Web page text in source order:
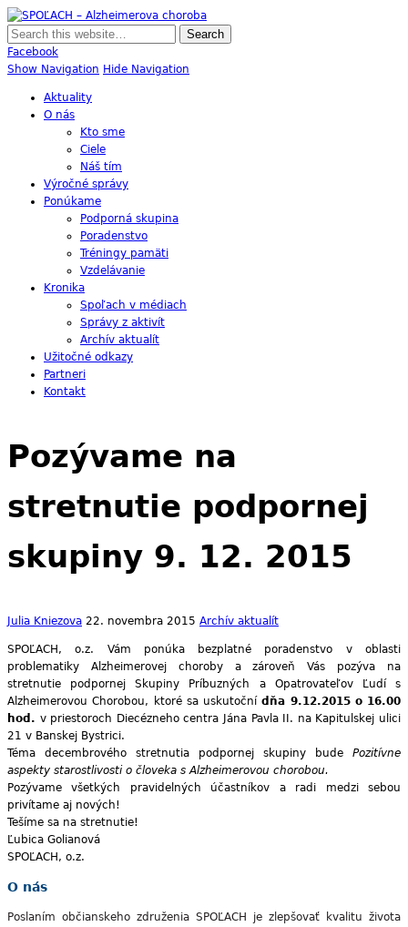
Skupina Príbuzných a Opatrovateľov Ľudí s Alzheimerovou Chorobou
Facebook
Show Navigation Hide Navigation
Aktuality
O nás
Kto sme
Ciele
Náš tím
Výročné správy
Ponúkame
Podporná skupina
Poradenstvo
Tréningy pamäti
Vzdelávanie
Kronika
Spoľach v médiach
Správy z aktivít
Archív aktualít
Užitočné odkazy
Partneri
Kontakt
Pozývame na
stretnutie podpornej
skupiny 9. 12. 2015
Julia Kniezova 22. novembra 2015 Archív aktualít
SPOĽACH, o.z. Vám ponúka bezplatné poradenstvo v oblasti
problematiky Alzheimerovej choroby a zároveň Vás pozýva na
stretnutie podpornej Skupiny Príbuzných a Opatrovateľov Ľudí s
Alzheimerovou Chorobou, ktoré sa uskutočnídňa 9.12.2015 o 16.00
hod. v priestoroch Diecézneho centra Jána Pavla II. na Kapitulskej ulici
21 v Banskej Bystrici.
Téma decembrového stretnutia podpornej skupiny bude Pozitívne
aspekty starostlivosti o človeka s Alzheimerovou chorobou.
Pozývame všetkých pravidelných účastníkov a radi medzi sebou
privítame aj nových!
Tešíme sa na stretnutie!
Ľubica Golianová
SPOĽACH, o.z.
O nás
Poslaním občianskeho združenia SPOĽACH je zlepšovať kvalitu života